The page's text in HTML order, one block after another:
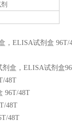
，ELISA试剂盒 96T/
剂盒，ELISA试剂盒
48T
96T/48T
48T
48T